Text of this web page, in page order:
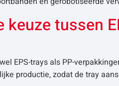
tussen
EPS-trays als PP-
productie, zodat de tray